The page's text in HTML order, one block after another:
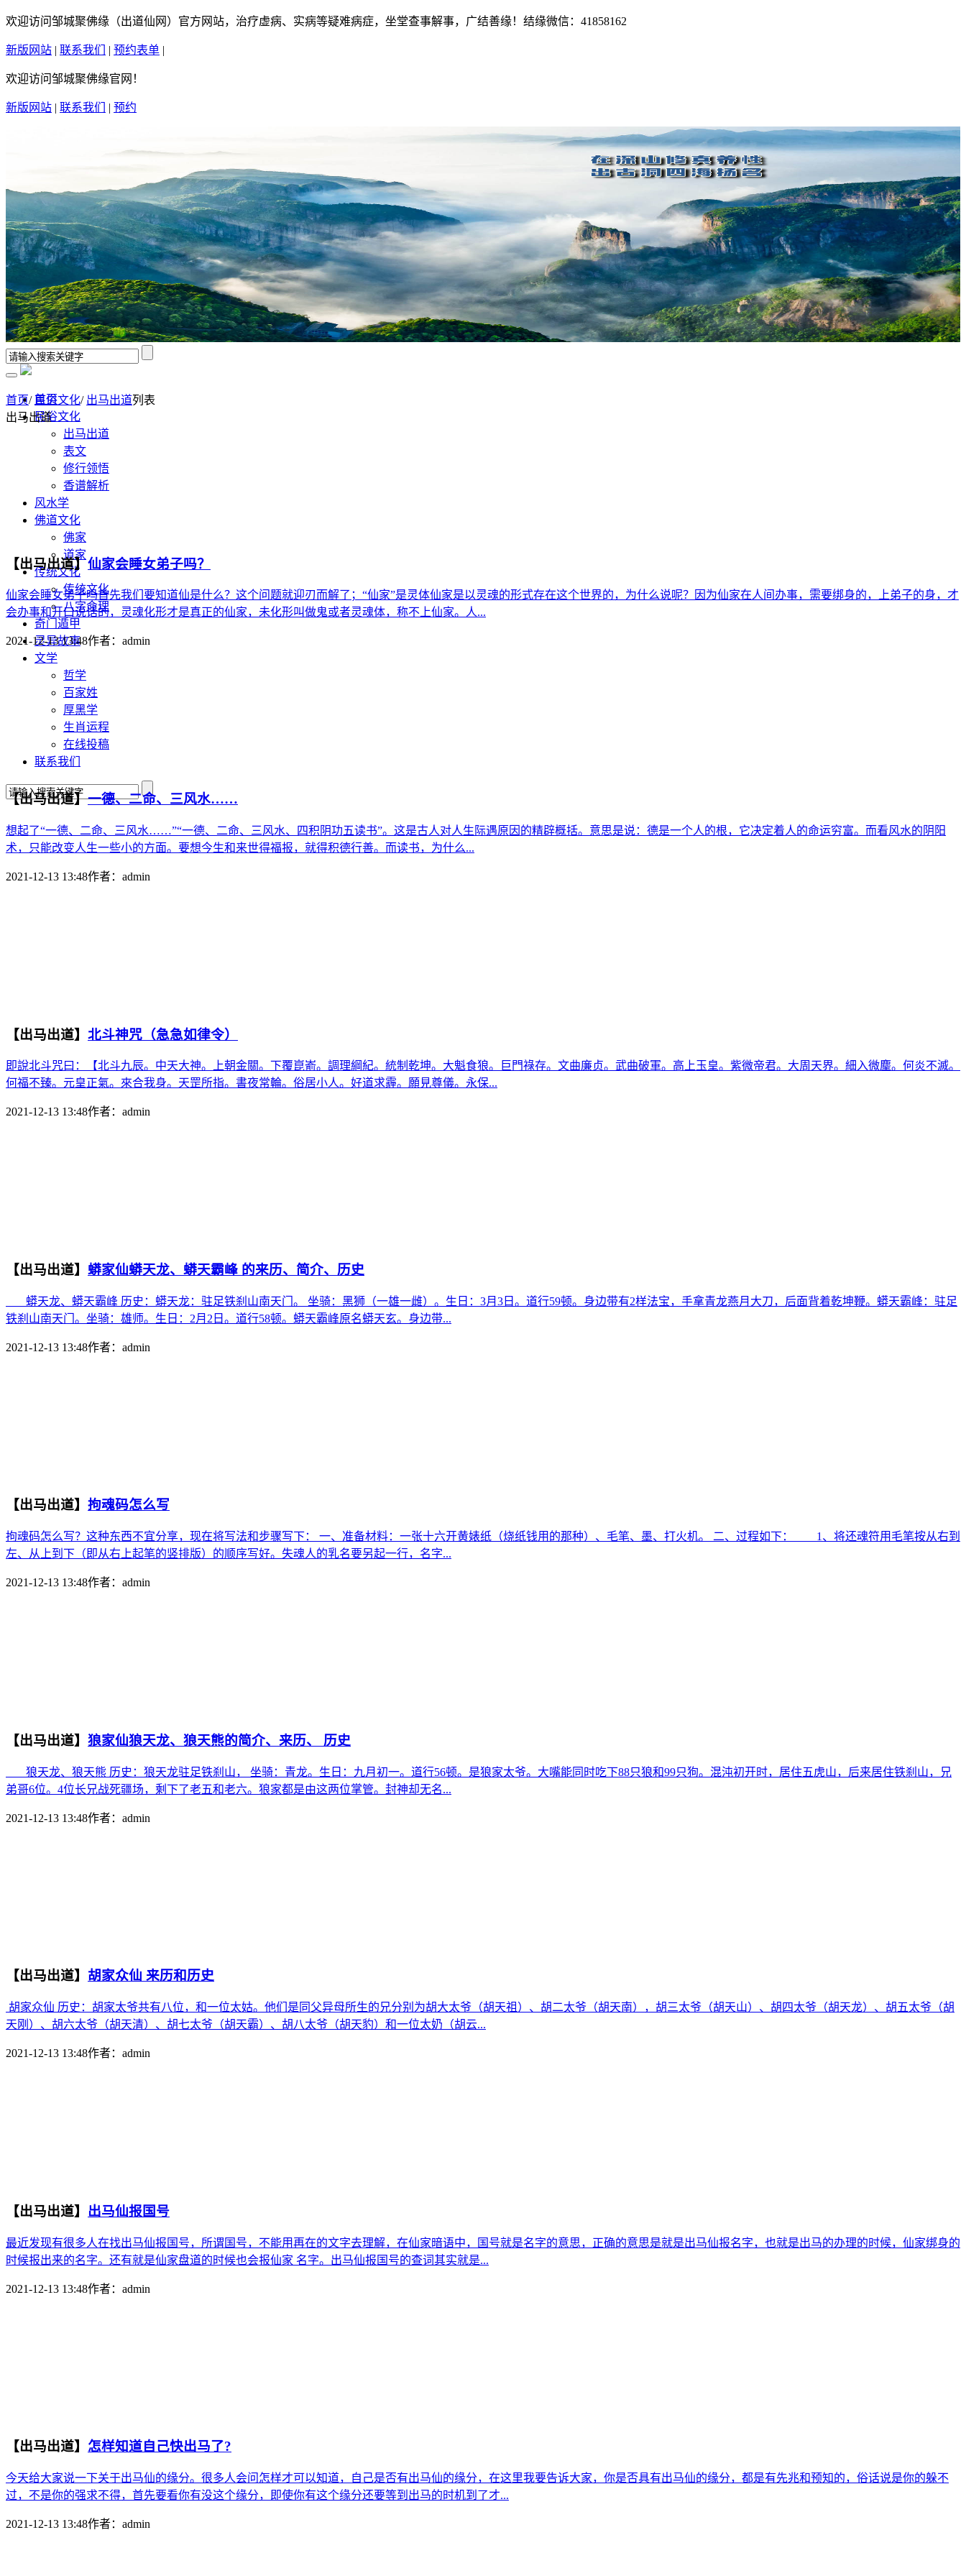
欢迎访问邹城聚佛缘（出道仙网）官方网站，治疗虚病、实病等疑难病症，坐堂查事解事，广结善缘！结缘微信：41858162
新版网站 | 联系我们 | 预约表单 |
欢迎访问邹城聚佛缘官网！
新版网站 | 联系我们 | 预约
首页
民俗文化
出马出道
表文
修行领悟
香谱解析
风水学
佛道文化
佛家
道家
传统文化
传统文化
八字命理
奇门遁甲
灵异故事
文学
哲学
百家姓
厚黑学
生肖运程
在线投稿
联系我们
首页/民俗文化/ 出马出道列表
出马出道
【出马出道】仙家会睡女弟子吗？
仙家会睡女弟子吗首先我们要知道仙是什么？这个问题就迎刃而解了；“仙家”是灵体仙家是以灵魂的形式存在这个世界的，为什么说呢？因为仙家在人间办事，需要绑身的，上弟子的身，才
会办事和开口说话的，灵魂化形才是真正的仙家，未化形叫做鬼或者灵魂体，称不上仙家。人...
2021-12-13 13:48作者： admin
【出马出道】一德、二命、三风水……
想起了“一德、二命、三风水……”“一德、二命、三风水、四积阴功五读书”。这是古人对人生际遇原因的精辟概括。意思是说：德是一个人的根，它决定着人的命运穷富。而看风水的阴阳
术，只能改变人生一些小的方面。要想今生和来世得福报，就得积德行善。而读书，为什么...
2021-12-13 13:48作者： admin
【出马出道】 北斗神咒（急急如律令）
即說北斗咒曰：【北斗九辰。中天大神。上朝金關。下覆崑嵛。調理綱紀。統制乾坤。大魁食狼。巨門祿存。文曲廉贞。武曲破軍。高上玉皇。紫微帝君。大周天界。細入微麈。何炎不滅。
何福不臻。元皇正氣。來合我身。天罡所指。書夜常輪。俗居小人。好道求霾。願見尊儀。永保...
2021-12-13 13:48作者： admin
【出马出道】 蟒家仙蟒天龙、蟒天霸峰 的来历、简介、历史
蟒天龙、蟒天霸峰 历史：蟒天龙：驻足铁刹山南天门。 坐骑：黑狮（一雄一雌）。生日：3月3日。道行59顿。身边带有2样法宝，手拿青龙燕月大刀，后面背着乾坤鞭。蟒天霸峰：驻足
铁刹山南天门。坐骑：雄师。生日：2月2日。道行58顿。蟒天霸峰原名蟒天玄。身边带...
2021-12-13 13:48作者： admin
【出马出道】 拘魂码怎么写
拘魂码怎么写？这种东西不宜分享，现在将写法和步骤写下： 一、准备材料：一张十六开黄婊纸（烧纸钱用的那种）、毛笔、墨、打火机。 二、过程如下： 1、将还魂符用毛笔按从右到
左、从上到下（即从右上起笔的竖排版）的顺序写好。失魂人的乳名要另起一行，名字...
2021-12-13 13:48作者： admin
【出马出道】 狼家仙狼天龙、狼天熊的简介、来历、 历史
狼天龙、狼天熊 历史：狼天龙驻足铁刹山， 坐骑：青龙。生日：九月初一。道行56顿。是狼家太爷。大嘴能同时吃下88只狼和99只狗。混沌初开时，居住五虎山，后来居住铁刹山，兄
弟哥6位。4位长兄战死疆场，剩下了老五和老六。狼家都是由这两位掌管。封神却无名...
2021-12-13 13:48作者： admin
【出马出道】 胡家众仙 来历和历史
胡家众仙 历史：胡家太爷共有八位，和一位太姑。他们是同父异母所生的兄分别为胡大太爷（胡天祖）、胡二太爷（胡天南），胡三太爷（胡天山）、胡四太爷（胡天龙）、胡五太爷（胡
天刚）、胡六太爷（胡天清）、胡七太爷（胡天霸）、胡八太爷（胡天豹）和一位太奶（胡云...
2021-12-13 13:48作者： admin
【出马出道】 出马仙报国号
最近发现有很多人在找出马仙报国号，所谓国号，不能用再在的文字去理解，在仙家暗语中，国号就是名字的意思，正确的意思是就是出马仙报名字，也就是出马的办理的时候，仙家绑身的
时候报出来的名字。还有就是仙家盘道的时候也会报仙家 名字。出马仙报国号的查词其实就是...
2021-12-13 13:48作者： admin
【出马出道】 怎样知道自己快出马了?
今天给大家说一下关于出马仙的缘分。很多人会问怎样才可以知道，自己是否有出马仙的缘分，在这里我要告诉大家，你是否具有出马仙的缘分，都是有先兆和预知的，俗话说是你的躲不
过，不是你的强求不得，首先要看你有没这个缘分，即使你有这个缘分还要等到出马的时机到了才...
2021-12-13 13:48作者： admin